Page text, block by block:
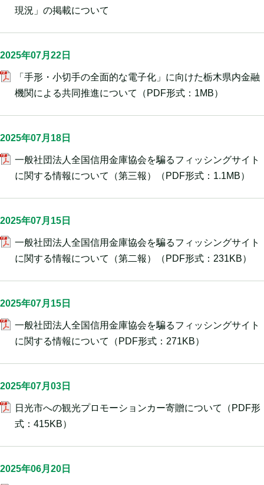
現況」の掲載について
2025年07月22日
「手形・小切手の全面的な電子化」に向けた栃木県内金融
機関による共同推進について
（PDF形式：1MB）
2025年07月18日
一般社団法人全国信用金庫協会を騙るフィッシングサイト
に関する情報について（第三報）
（PDF形式：1.1MB）
2025年07月15日
一般社団法人全国信用金庫協会を騙るフィッシングサイト
に関する情報について（第二報）
（PDF形式：231KB）
2025年07月15日
一般社団法人全国信用金庫協会を騙るフィッシングサイト
に関する情報について
（PDF形式：271KB）
2025年07月03日
日光市への観光プロモーションカー寄贈について
（PDF形
式：415KB）
2025年06月20日